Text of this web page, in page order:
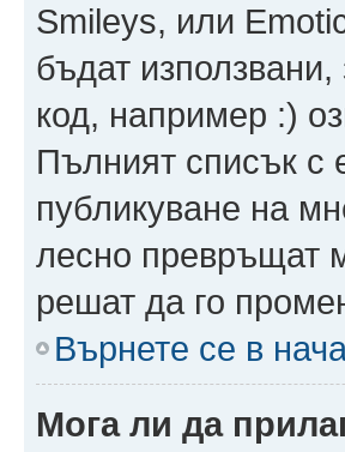
Smileys, или
бъдат
код, например :)
Пълният списък с
публикуване на
лесно превръщат
решат да го
Върнете се в
Мога ли да